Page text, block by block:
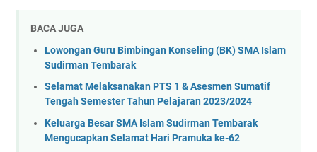
BACA JUGA
Lowongan Guru Bimbingan Konseling (BK) SMA Islam
Sudirman Tembarak
Selamat Melaksanakan PTS 1 & Asesmen Sumatif
Tengah Semester Tahun Pelajaran 2023/2024
Keluarga Besar SMA Islam Sudirman Tembarak
Mengucapkan Selamat Hari Pramuka ke-62